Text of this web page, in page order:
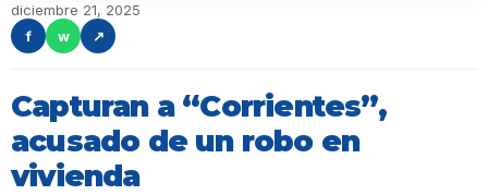
diciembre 21, 2025
f
w ↗
Capturan a “Corrientes”,
acusado de un robo en
vivienda